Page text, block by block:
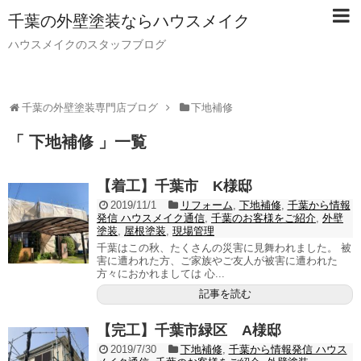
千葉の外壁塗装ならハウスメイク
ハウスメイクのスタッフブログ
千葉の外壁塗装専門店ブログ 下地補修
「 下地補修 」一覧
【着工】千葉市 K様邸
2019/11/1 リフォーム, 下地補修, 千葉から情報
発信 ハウスメイク通信, 千葉のお客様をご紹介, 外壁
塗装, 屋根塗装, 現場管理
千葉はこの秋、たくさんの災害に見舞われました。 被
害に遭われた方、ご家族やご友人が被害に遭われた
方々におかれましては 心...
記事を読む
【完工】千葉市緑区 A様邸
2019/7/30 下地補修, 千葉から情報発信 ハウス